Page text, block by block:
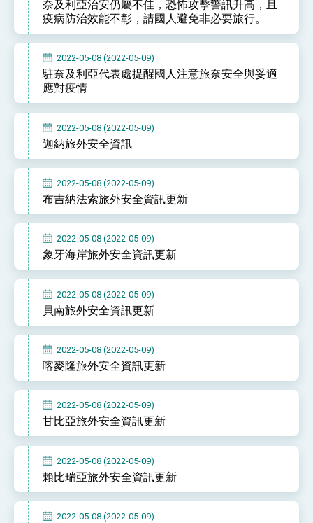
「總合外交」與台歐美日關係深化
總統以「韌性之島，希望之光」為題發表2026新
年談話
總統主持「守護民主台灣國安行動方案」記者
會 強調以實力守護台海和平 以決心掌握國家
命運
變局中 奮起的新臺灣 總統發表國慶演說
賴總統就職演說影片
總統重要談話
外交部重要言論
奈及利亞治安仍屬不佳，恐怖攻擊警訊升高，且
疫病防治效能不彰，請國人避免非必要旅行。
2022-05-08 (2022-05-09)
駐奈及利亞代表處提醒國人注意旅奈安全與妥適
應對疫情
2022-05-08 (2022-05-09)
迦納旅外安全資訊
2022-05-08 (2022-05-09)
布吉納法索旅外安全資訊更新
2022-05-08 (2022-05-09)
象牙海岸旅外安全資訊更新
2022-05-08 (2022-05-09)
貝南旅外安全資訊更新
2022-05-08 (2022-05-09)
喀麥隆旅外安全資訊更新
2022-05-08 (2022-05-09)
甘比亞旅外安全資訊更新
2022-05-08 (2022-05-09)
賴比瑞亞旅外安全資訊更新
2022-05-08 (2022-05-09)